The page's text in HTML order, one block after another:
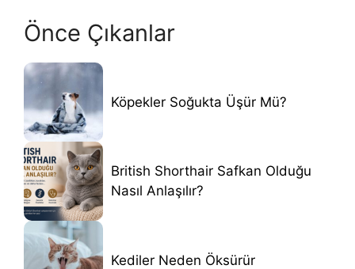
Önce Çıkanlar
Köpekler Soğukta Üşür Mü?
British Shorthair Safkan Olduğu
Nasıl Anlaşılır?
Kediler Neden Öksürür